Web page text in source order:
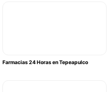
Farmacias 24 Horas en Tepeapulco